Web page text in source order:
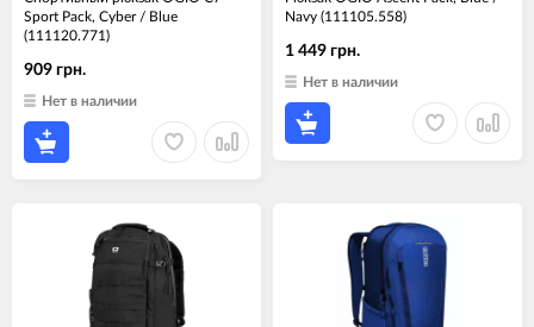
Sport Pack, Cyber / Blue
(111120.771)
909 грн.
Нет в наличии
Navy (111105.558)
1 449 грн.
Нет в наличии